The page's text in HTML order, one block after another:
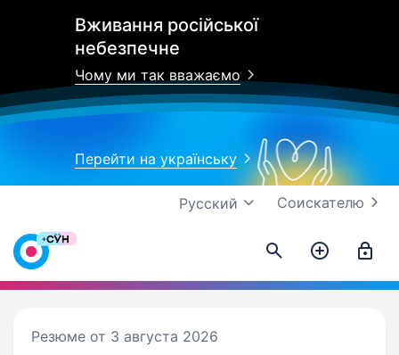
Вживання російської
небезпечне
Чому ми так вважаємо
Перейти на українську
Соискателю
Русский
Резюме от 3 августа 2026